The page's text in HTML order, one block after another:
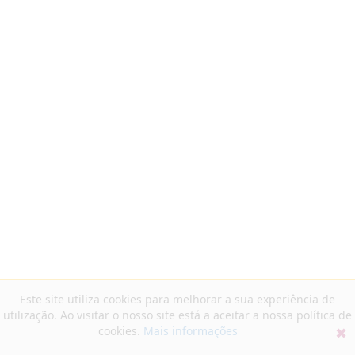
Este site utiliza cookies para melhorar a sua experiência de
utilização. Ao visitar o nosso site está a aceitar a nossa política de
cookies. Mais informações ✖